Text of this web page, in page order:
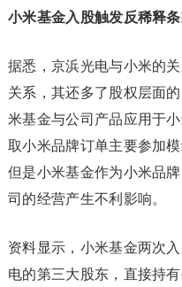
小米基金入股触发反稀释
据悉，京浜光电与小米的
关系，其还多了股权层面
米基金与公司产品应用于
取小米品牌订单主要参加
但是小米基金作为小米品
司的经营产生不利影响。
资料显示，小米基金两次
电的第三大股东，直接持